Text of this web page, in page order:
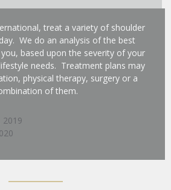
treat a variety of shoulder
We do an analysis of the best
based upon the severity of your
needs. Treatment plans may
physical therapy, surgery or a
of them.
2019